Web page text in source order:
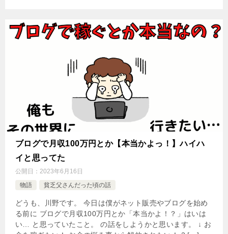
ブログで月収100万円とか【本当かよっ！】ハイハ
イと思ってた
公開日： 2023年6月16日
物語
貧乏父さんだった頃の話
どうも、川野です。 今日は僕がネット販売やブログを始め
る前に ブログで月収100万円とか「本当かよ！？」はいは
い… と思っていたこと。 の話をしようかと思います。 ↓ お